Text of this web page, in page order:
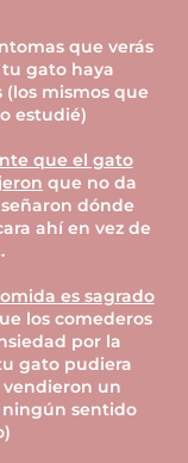
que verás
gato haya
(los mismos que
estudié)
que el gato
que no da
dónde
ahí en vez de
es sagrado
los comederos
por la
gato pudiera
vendieron un
sentido